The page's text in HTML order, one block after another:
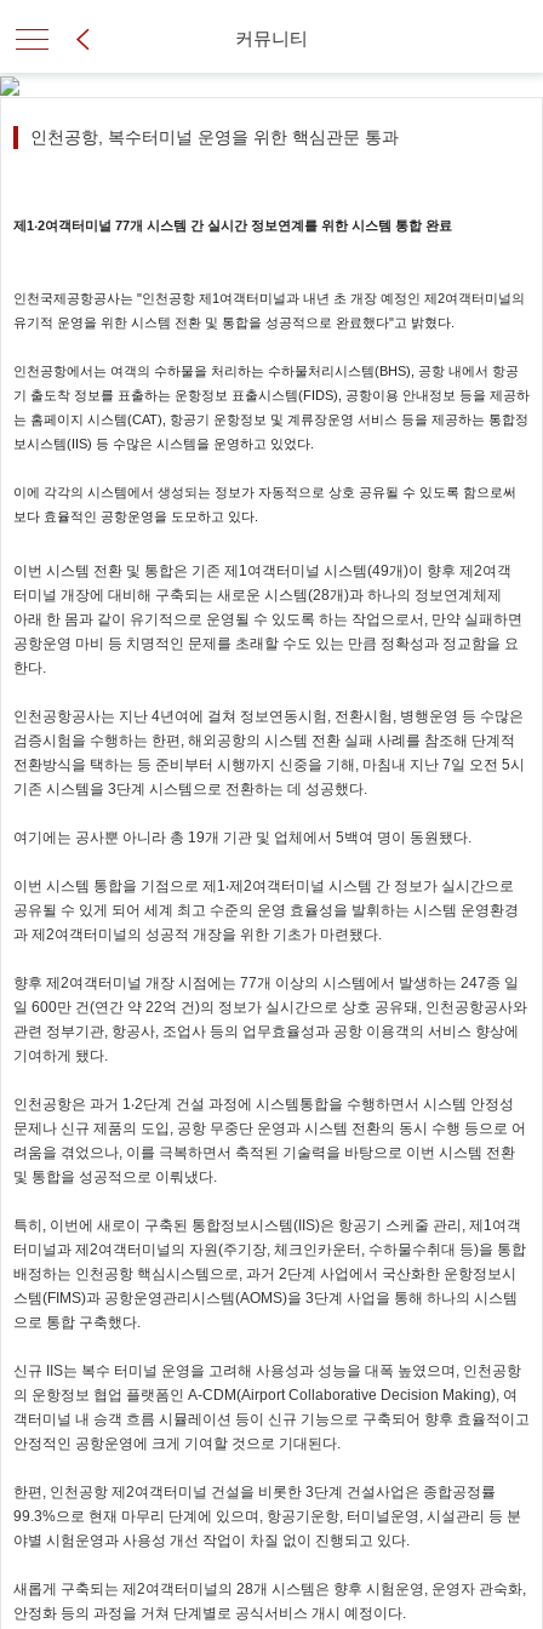
커뮤니티
인천공항, 복수터미널 운영을 위한 핵심관문 통과
제1‧2여객터미널 77개 시스템 간 실시간 정보연계를 위한 시스템 통합 완료
인천국제공항공사는 "인천공항 제1여객터미널과 내년 초 개장 예정인 제2여객터미널의
유기적 운영을 위한 시스템 전환 및 통합을 성공적으로 완료했다"고 밝혔다.
인천공항에서는 여객의 수하물을 처리하는 수하물처리시스템(BHS), 공항 내에서 항공
기 출도착 정보를 표출하는 운항정보 표출시스템(FIDS), 공항이용 안내정보 등을 제공하
는 홈페이지 시스템(CAT), 항공기 운항정보 및 계류장운영 서비스 등을 제공하는 통합정
보시스템(IIS) 등 수많은 시스템을 운영하고 있었다.
이에 각각의 시스템에서 생성되는 정보가 자동적으로 상호 공유될 수 있도록 함으로써
보다 효율적인 공항운영을 도모하고 있다.
이번 시스템 전환 및 통합은 기존 제1여객터미널 시스템(49개)이 향후 제2여객
터미널 개장에 대비해 구축되는 새로운 시스템(28개)과 하나의 정보연계체제
아래 한 몸과 같이 유기적으로 운영될 수 있도록 하는 작업으로서, 만약 실패하면
공항운영 마비 등 치명적인 문제를 초래할 수도 있는 만큼 정확성과 정교함을 요
한다.
인천공항공사는 지난 4년여에 걸쳐 정보연동시험, 전환시험, 병행운영 등 수많은
검증시험을 수행하는 한편, 해외공항의 시스템 전환 실패 사례를 참조해 단계적
전환방식을 택하는 등 준비부터 시행까지 신중을 기해, 마침내 지난 7일 오전 5시
기존 시스템을 3단계 시스템으로 전환하는 데 성공했다.
여기에는 공사뿐 아니라 총 19개 기관 및 업체에서 5백여 명이 동원됐다.
이번 시스템 통합을 기점으로 제1‧제2여객터미널 시스템 간 정보가 실시간으로
공유될 수 있게 되어 세계 최고 수준의 운영 효율성을 발휘하는 시스템 운영환경
과 제2여객터미널의 성공적 개장을 위한 기초가 마련됐다.
향후 제2여객터미널 개장 시점에는 77개 이상의 시스템에서 발생하는 247종 일
일 600만 건(연간 약 22억 건)의 정보가 실시간으로 상호 공유돼, 인천공항공사와
관련 정부기관, 항공사, 조업사 등의 업무효율성과 공항 이용객의 서비스 향상에
기여하게 됐다.
인천공항은 과거 1‧2단계 건설 과정에 시스템통합을 수행하면서 시스템 안정성
문제나 신규 제품의 도입, 공항 무중단 운영과 시스템 전환의 동시 수행 등으로 어
려움을 겪었으나, 이를 극복하면서 축적된 기술력을 바탕으로 이번 시스템 전환
및 통합을 성공적으로 이뤄냈다.
특히, 이번에 새로이 구축된 통합정보시스템(IIS)은 항공기 스케줄 관리, 제1여객
터미널과 제2여객터미널의 자원(주기장, 체크인카운터, 수하물수취대 등)을 통합
배정하는 인천공항 핵심시스템으로, 과거 2단계 사업에서 국산화한 운항정보시
스템(FIMS)과 공항운영관리시스템(AOMS)을 3단계 사업을 통해 하나의 시스템
으로 통합 구축했다.
신규 IIS는 복수 터미널 운영을 고려해 사용성과 성능을 대폭 높였으며, 인천공항
의 운항정보 협업 플랫폼인 A-CDM(Airport Collaborative Decision Making), 여
객터미널 내 승객 흐름 시뮬레이션 등이 신규 기능으로 구축되어 향후 효율적이고
안정적인 공항운영에 크게 기여할 것으로 기대된다.
한편, 인천공항 제2여객터미널 건설을 비롯한 3단계 건설사업은 종합공정률
99.3%으로 현재 마무리 단계에 있으며, 항공기운항, 터미널운영, 시설관리 등 분
야별 시험운영과 사용성 개선 작업이 차질 없이 진행되고 있다.
새롭게 구축되는 제2여객터미널의 28개 시스템은 향후 시험운영, 운영자 관숙화,
안정화 등의 과정을 거쳐 단계별로 공식서비스 개시 예정이다.